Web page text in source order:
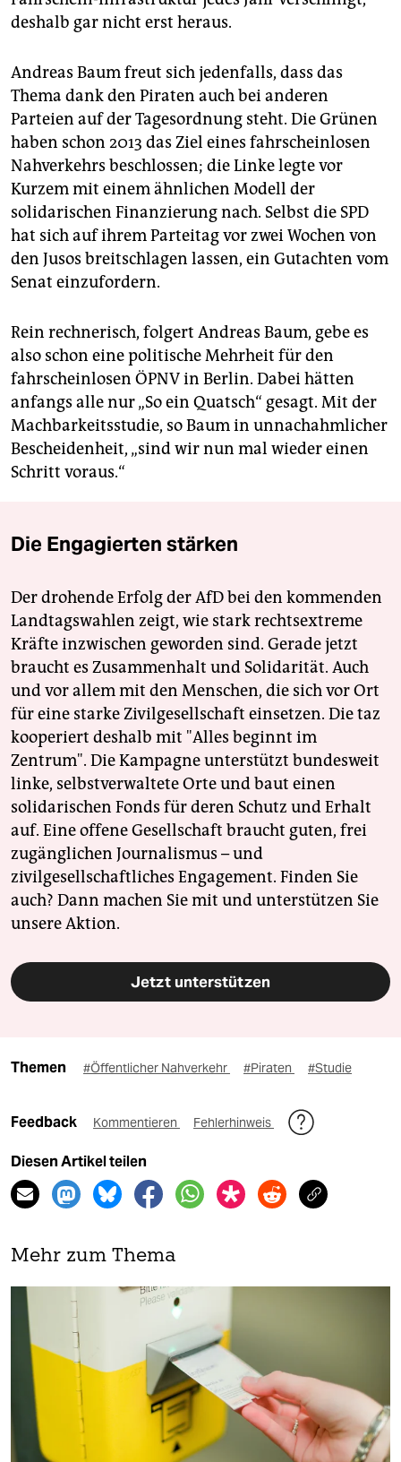
deshalb gar nicht erst heraus.
Andreas Baum freut sich jedenfalls, dass das
Thema dank den Piraten auch bei anderen
Parteien auf der Tagesordnung steht. Die Grünen
haben schon 2013 das Ziel eines fahrscheinlosen
Nahverkehrs beschlossen; die Linke legte vor
Kurzem mit einem ähnlichen Modell der
solidarischen Finanzierung nach. Selbst die SPD
hat sich auf ihrem Parteitag vor zwei Wochen von
den Jusos breitschlagen lassen, ein Gutachten vom
Senat einzufordern.
Rein rechnerisch, folgert Andreas Baum, gebe es
also schon eine politische Mehrheit für den
fahrscheinlosen ÖPNV in Berlin. Dabei hätten
anfangs alle nur „So ein Quatsch“ gesagt. Mit der
Machbarkeitsstudie, so Baum in unnachahmlicher
Bescheidenheit, „sind wir nun mal wieder einen
Schritt voraus.“
Die Engagierten stärken
Der drohende Erfolg der AfD bei den kommenden
Landtagswahlen zeigt, wie stark rechtsextreme
Kräfte inzwischen geworden sind. Gerade jetzt
braucht es Zusammenhalt und Solidarität. Auch
und vor allem mit den Menschen, die sich vor Ort
für eine starke Zivilgesellschaft einsetzen. Die taz
kooperiert deshalb mit "Alles beginnt im
Zentrum". Die Kampagne unterstützt bundesweit
linke, selbstverwaltete Orte und baut einen
solidarischen Fonds für deren Schutz und Erhalt
auf. Eine offene Gesellschaft braucht guten, frei
zugänglichen Journalismus – und
zivilgesellschaftliches Engagement. Finden Sie
auch? Dann machen Sie mit und unterstützen Sie
unsere Aktion.
Jetzt unterstützen
Themen #Öffentlicher Nahverkehr #Piraten #Studie
Feedback Kommentieren Fehlerhinweis
Diesen Artikel teilen
Mehr zum Thema